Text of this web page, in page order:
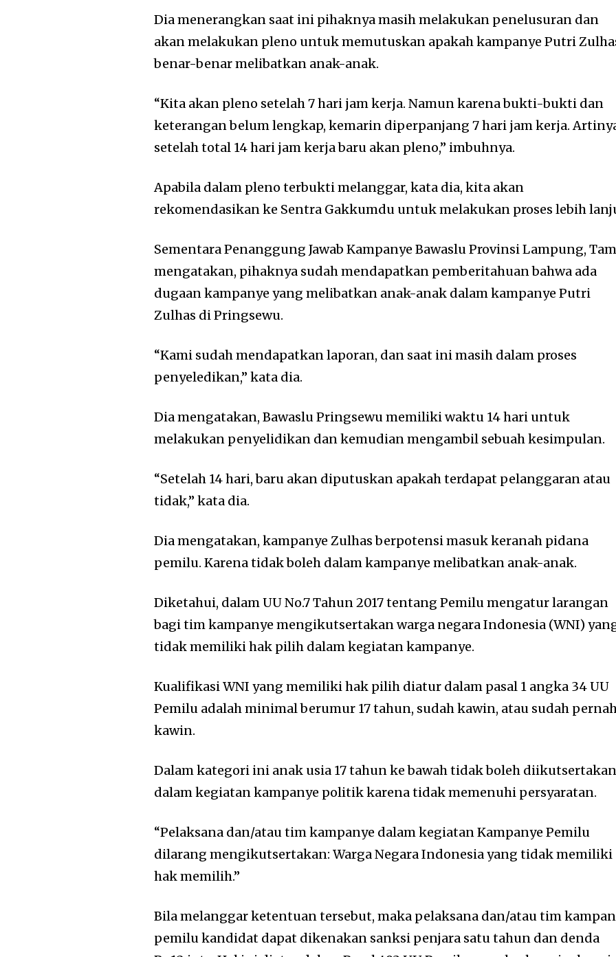
Dia menerangkan saat ini pihaknya masih melakukan penelusuran dan
akan melakukan pleno untuk memutuskan apakah kampanye Putri
benar-benar melibatkan anak-anak.
“Kita akan pleno setelah 7 hari jam kerja. Namun karena bukti-bukti dan
keterangan belum lengkap, kemarin diperpanjang 7 hari jam kerja.
setelah total 14 hari jam kerja baru akan pleno,” imbuhnya.
Apabila dalam pleno terbukti melanggar, kata dia, kita akan
rekomendasikan ke Sentra Gakkumdu untuk melakukan proses lebih
Sementara Penanggung Jawab Kampanye Bawaslu Provinsi Lampung,
mengatakan, pihaknya sudah mendapatkan pemberitahuan bahwa ada
dugaan kampanye yang melibatkan anak-anak dalam kampanye Putri
Zulhas di Pringsewu.
“Kami sudah mendapatkan laporan, dan saat ini masih dalam proses
penyeledikan,” kata dia.
Dia mengatakan, Bawaslu Pringsewu memiliki waktu 14 hari untuk
melakukan penyelidikan dan kemudian mengambil sebuah kesimpulan.
“Setelah 14 hari, baru akan diputuskan apakah terdapat pelanggaran atau
tidak,” kata dia.
Dia mengatakan, kampanye Zulhas berpotensi masuk keranah pidana
pemilu. Karena tidak boleh dalam kampanye melibatkan anak-anak.
Diketahui, dalam UU No.7 Tahun 2017 tentang Pemilu mengatur larangan
bagi tim kampanye mengikutsertakan warga negara Indonesia (WNI)
tidak memiliki hak pilih dalam kegiatan kampanye.
Kualifikasi WNI yang memiliki hak pilih diatur dalam pasal 1 angka 34 UU
Pemilu adalah minimal berumur 17 tahun, sudah kawin, atau sudah
kawin.
Dalam kategori ini anak usia 17 tahun ke bawah tidak boleh diikutsertakan
dalam kegiatan kampanye politik karena tidak memenuhi persyaratan.
“Pelaksana dan/atau tim kampanye dalam kegiatan Kampanye Pemilu
dilarang mengikutsertakan: Warga Negara Indonesia yang tidak memiliki
hak memilih.”
Bila melanggar ketentuan tersebut, maka pelaksana dan/atau tim
pemilu kandidat dapat dikenakan sanksi penjara satu tahun dan denda